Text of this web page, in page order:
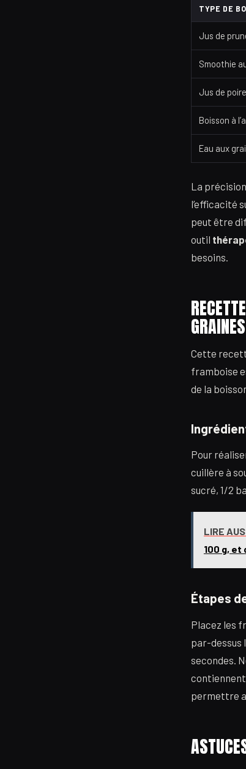
TYPE DE
Jus de
Smoothie
Jus de
Boisson à
Eau aux
La
l’efficacité
peut être
outil
besoins.
Cette
framboise
de la
Pour
cuillère à
sucré, 1/2
LIRE
100 g,
Étapes
Placez les
par-dessus
secondes.
permettre